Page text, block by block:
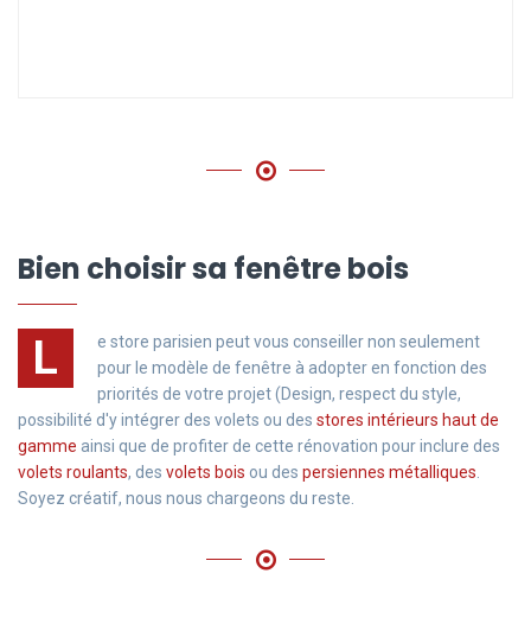
Bien choisir sa fenêtre bois
L
e store parisien peut vous conseiller non seulement
pour le modèle de fenêtre à adopter en fonction des
priorités de votre projet (Design, respect du style,
possibilité d'y intégrer des volets ou des stores intérieurs haut de
gamme ainsi que de profiter de cette rénovation pour inclure des
volets roulants, des volets bois ou des persiennes métalliques
Soyez créatif, nous nous chargeons du reste.